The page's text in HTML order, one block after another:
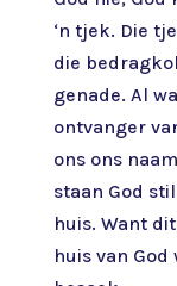
‘n tjek. Die
die
genade. Al
ontvanger
ons ons
staan God
huis. Want
huis van God